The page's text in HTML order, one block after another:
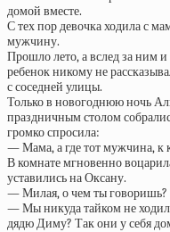
домой вместе.
С тех пор девочка ходила с
мужчину.
Прошло лето, а вслед за ним
ребенок никому не
с соседней улицы.
Только в новогоднюю ночь
праздничным столом
громко спросила:
— Мама, а где тот мужчина, к
В комнате мгновенно
уставились на Оксану.
— Милая, о чем ты
— Мы никуда тайком не
дядю Диму? Так они у себя